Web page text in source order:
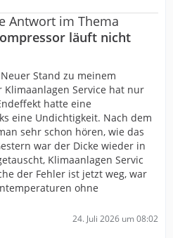
Antwort im Thema
läuft nicht
Stand zu meinem
Klimaanlagen Service hat nur
hatte eine
eine Undichtigkeit. Nach dem
sehr schon hören, wie das
war der Dicke wieder in
Klimaanlagen Servic
der Fehler ist jetzt weg, war
ohne
24. Juli 2026 um 08:02